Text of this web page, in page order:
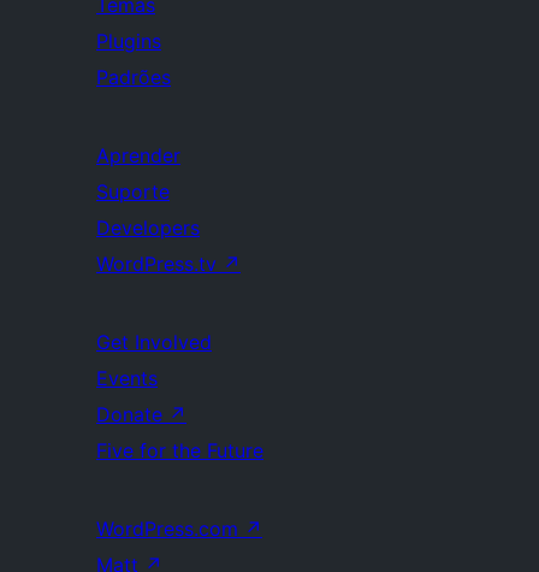
Temas
Plugins
Padrões
Aprender
Suporte
Developers
WordPress.tv ↗
Get Involved
Events
Donate ↗
Five for the Future
WordPress.com ↗
Matt ↗